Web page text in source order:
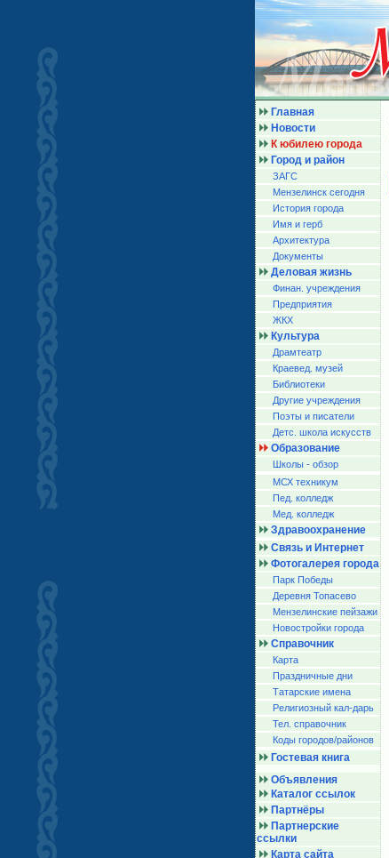
Главная
Новости
К юбилею города
Город и район
ЗАГС
Мензелинск сегодня
История города
Имя и герб
Архитектура
Документы
Деловая жизнь
Финан. учреждения
Предприятия
ЖКХ
Культура
Драмтеатр
Краевед. музей
Библиотеки
Другие учреждения
Поэты и писатели
Детс. школа искусств
Образование
Школы - обзор
МСХ техникум
Пед. колледж
Мед. колледж
Здравоохранение
Связь и Интернет
Фотогалерея города
Парк Победы
Деревня Топасево
Мензелинские пейзажи
Новостройки города
Справочник
Карта
Праздничные дни
Татарские имена
Религиозный кал-дарь
Тел. справочник
Коды городов/райoнов
Гостевая книга
Объявления
Каталог ссылок
Партнёры
Партнерские
ссылки
Карта сайта